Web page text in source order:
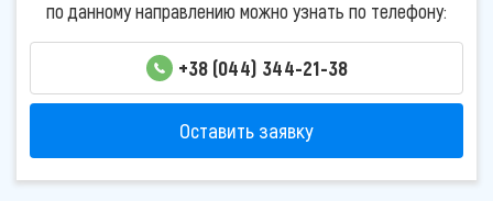
по данному направлению можно узнать по телефону:
+38 (044) 344-21-38
Оставить заявку